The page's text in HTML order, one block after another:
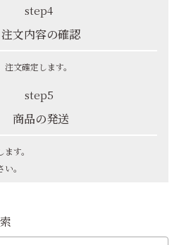
step4
注文内容の確認
文確定します。
step5
商品の発送
す。
。